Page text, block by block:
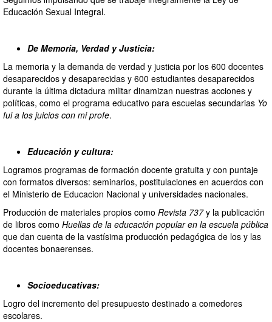
Educación Sexual Integral.
De Memoria, Verdad y Justicia:
La memoria y la demanda de verdad y justicia por los 600 docentes
desaparecidos y desaparecidas y 600 estudiantes desaparecidos
durante la última dictadura militar dinamizan nuestras acciones y
políticas, como el programa educativo para escuelas secundarias Yo
fui a los juicios con mi profe.
Educación y cultura:
Logramos programas de formación docente gratuita y con puntaje
con formatos diversos: seminarios, postitulaciones en acuerdos con
el Ministerio de Educacion Nacional y universidades nacionales.
Producción de materiales propios como Revista 737y la publicación
de libros como Huellas de la educación popular en la escuela pública
que dan cuenta de la vastísima producción pedagógica de los y las
docentes bonaerenses.
Socioeducativas:
Logro del incremento del presupuesto destinado a comedores
escolares.